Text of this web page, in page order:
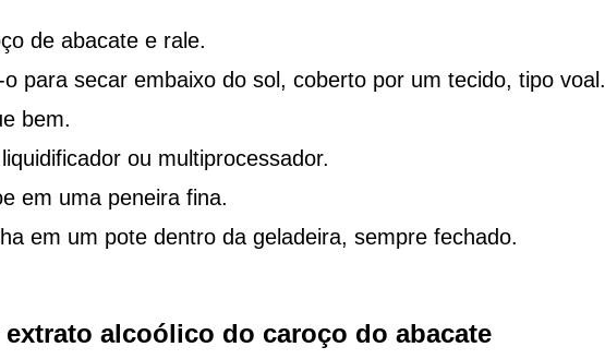
de abacate e rale.
para secar embaixo do sol, coberto por um tecido, tipo voal.
bem.
ou multiprocessador.
em uma peneira fina.
em um pote dentro da geladeira, sempre fechado.
extrato alcoólico do caroço do abacate